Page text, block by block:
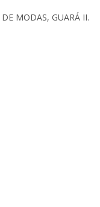
MODAS, GUARÁ II.